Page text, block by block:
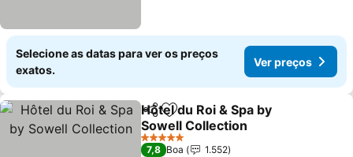
Selecione as datas para ver os preços
exatos.
Ver preços
PartilharAdicionar aos favoritos
Hôtel du Roi & Spa by
Sowell Collection
5 Estrelas
7,8 Boa
1.552